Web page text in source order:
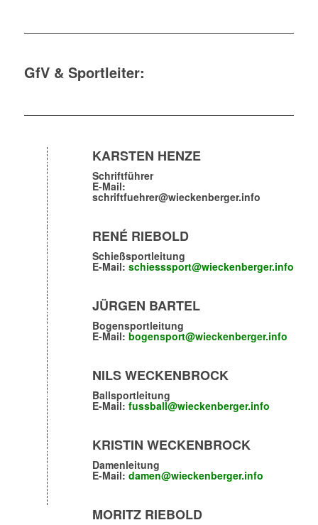
GfV & Sportleiter:
KARSTEN HENZE
Schriftführer
E-Mail:
schriftfuehrer@wieckenberger.info
RENÉ RIEBOLD
Schießsportleitung
E-Mail: schiesssport@wieckenberger.info
JÜRGEN BARTEL
Bogensportleitung
E-Mail: bogensport@wieckenberger.info
NILS WECKENBROCK
Ballsportleitung
E-Mail: fussball@wieckenberger.info
KRISTIN WECKENBROCK
Damenleitung
E-Mail: damen@wieckenberger.info
MORITZ RIEBOLD